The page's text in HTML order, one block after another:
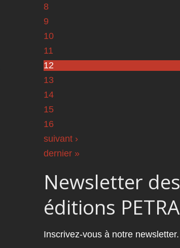
8
9
10
11
12
13
14
15
16
suivant ›
dernier »
Newsletter des
éditions PETRA
Inscrivez-vous à notre newsletter.